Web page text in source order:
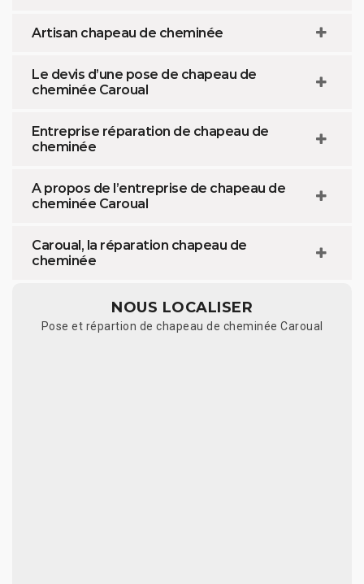
Artisan chapeau de cheminée
Le devis d’une pose de chapeau de
cheminée Caroual
Entreprise réparation de chapeau de
cheminée
A propos de l’entreprise de chapeau de
cheminée Caroual
Caroual, la réparation chapeau de
cheminée
NOUS LOCALISER
Pose et répartion de chapeau de cheminée Caroual